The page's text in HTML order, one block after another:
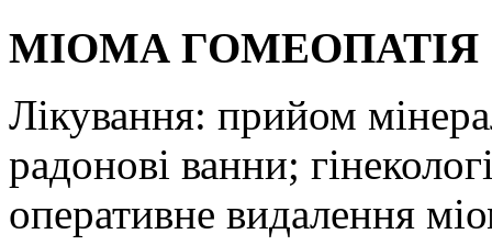
МІОМА ГОМЕОПАТІЯ
Лікування: прийом
радонові ванни;
оперативне видалення